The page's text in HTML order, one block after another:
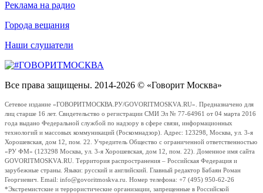
Реклама на радио
Города вещания
Наши слушатели
Все права защищены. 2014-2026 © «Говорит Москва»
Сетевое издание «ГОВОРИТМОСКВА.РУ/GOVORITMOSKVA.RU». Предназначено для
лиц старше 16 лет. Свидетельство о регистрации СМИ Эл № 77-64961 от 04 марта 2016
года выдано Федеральной службой по надзору в сфере связи, информационных
технологий и массовых коммуникаций (Роскомнадзор). Адрес: 123298, Москва, ул. 3-я
Хорошевская, дом 12, пом. 22. Учредитель Общество с ограниченной ответственностью
«РУ ФМ» (123298 Москва, ул. 3-я Хорошевская, дом 12, пом. 22). Доменное имя сайта
GOVORITMOSKVA.RU. Территория распространения – Российская Федерация и
зарубежные страны. Языки: русский и английский. Главный редактор Бабаян Роман
Георгиевич. Email: info@govoritmoskva.ru. Номер телефона: +7 (495) 950-62-26
*Экстремистские и террористические организации, запрещенные в Российской